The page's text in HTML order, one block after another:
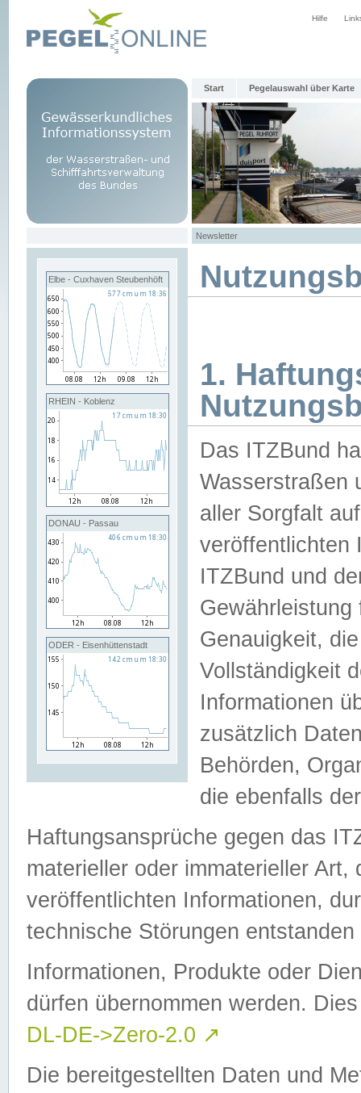
Hilfe
Start Pegelauswahl über Karte
Newsletter
Elbe - Cuxhaven Steubenhöft
RHEIN - Koblenz
DONAU - Passau
ODER - Eisenhüttenstadt
1.
Das ITZBund
Wasserstraßen
aller Sorgfalt
veröffentlichten
ITZBund und
Genauigkeit,
Vollständigkeit
Informationen
zusätzlich
Behörden,
die ebenfalls
Haftungsansprüche gegen das
materieller oder immaterieller
veröffentlichten Informationen,
technische Störungen
Informationen, Produkte oder
dürfen übernommen werden.
DL-DE->Zero-2.0 ↗
Die bereitgestellten Daten und